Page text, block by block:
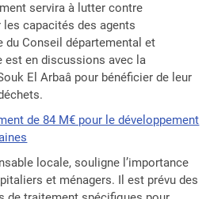
servira à lutter contre
les capacités des agents
du Conseil départemental et
est en discussions avec la
El Arbaâ pour bénéficier de leur
de 84 M€ pour le développement
locale, souligne l’importance
et ménagers. Il est prévu des